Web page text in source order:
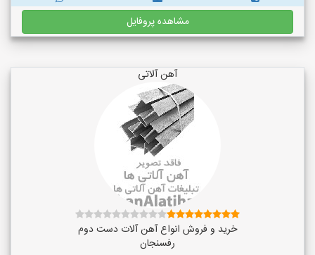
مشاهده پروفایل
آهن آلاتی
خرید و فروش انواع آهن آلات دست دوم
رفسنجان